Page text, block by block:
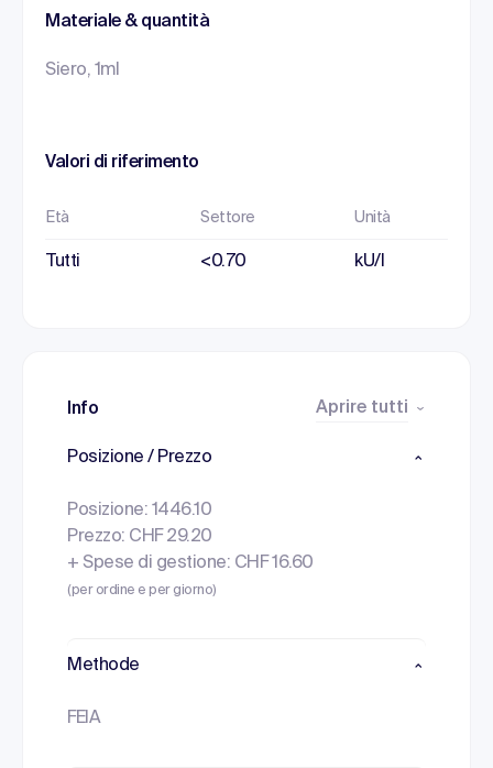
Materiale & quantità
Siero, 1ml
Valori di riferimento
Età Settore Unità
Tutti <0.70 kU/l
Info Aprire tutti
Posizione / Prezzo
Posizione: 1446.10
Prezzo: CHF 29.20
+ Spese di gestione: CHF 16.60
(per ordine e per giorno)
Methode
FEIA